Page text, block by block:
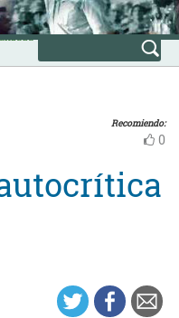
Recomiendo:
0